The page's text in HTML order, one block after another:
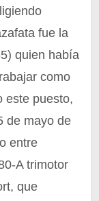
fue la
quien había
como
este puesto,
de mayo de
entre
A trimotor
que